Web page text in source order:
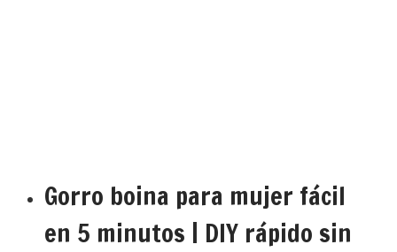
Gorro boina para mujer fácil
en 5 minutos | DIY rápido sin